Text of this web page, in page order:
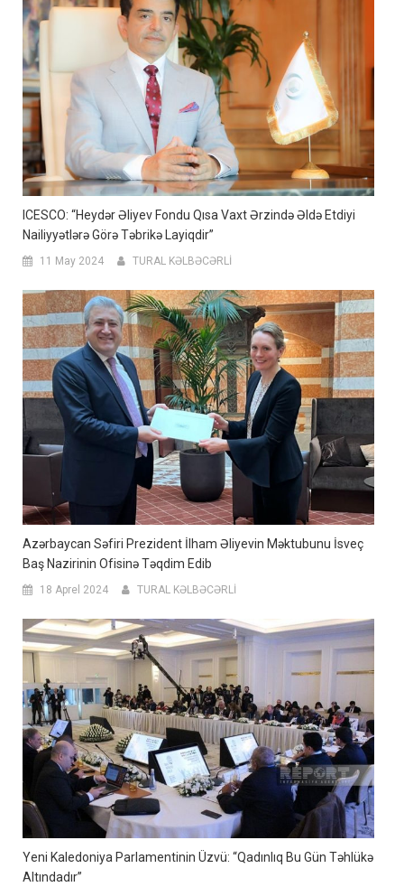
ICESCO: “Heydər Əliyev Fondu Qısa Vaxt Ərzində Əldə Etdiyi
Nailiyyətlərə Görə Təbrikə Layiqdir”
11 May 2024 TURAL KƏLBƏCƏRLİ
Azərbaycan Səfiri Prezident İlham Əliyevin Məktubunu İsveç
Baş Nazirinin Ofisinə Təqdim Edib
18 Aprel 2024 TURAL KƏLBƏCƏRLİ
Yeni Kaledoniya Parlamentinin Üzvü: “Qadınlıq Bu Gün Təhlükə
Altındadır”